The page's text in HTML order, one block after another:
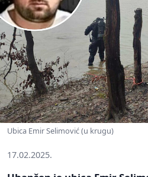
Ubica Emir Selimović (u krugu)
17.02.2025.